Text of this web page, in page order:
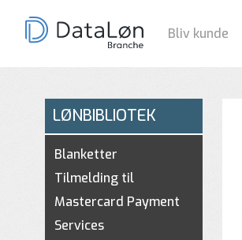
Bliv kunde
LØNBIBLIOTEK
Blanketter
Tilmelding til
Mastercard Payment
Services